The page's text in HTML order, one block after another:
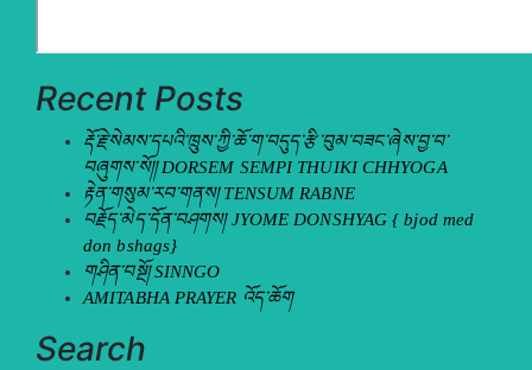
Recent Posts
རྡོ་རྗེ་སེམས་དཔའི་ཁྲུས་ཀྱི་ཆོ་ག་བདུད་རྩི་བུམ་བཟང་ཞེས་བྱ་བ་
བཞུགས་སོ།། DORSEM SEMPI THUIKI CHHYOGA
རྟེན་གསུམ་རབ་གནས། TENSUM RABNE
བརྗོད་མེད་དོན་བཤགས། JYOME DONSHYAG { bjod med
don bshags}
གཤིན་བསྔོ། SINNGO
AMITABHA PRAYER འོད་ཆོག
Search